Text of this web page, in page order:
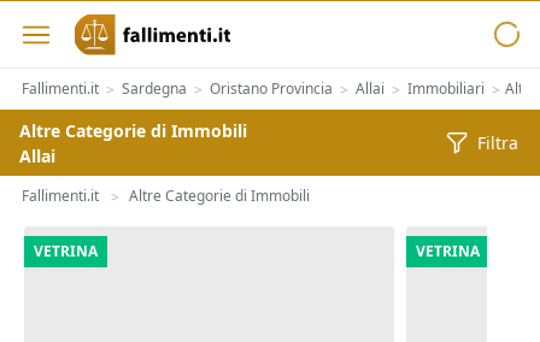
Fallimenti.it > Sardegna > Oristano Provincia > Allai > Immobiliari >
Altre Categorie di Immobili
Allai
Filtra
Fallimenti.it > Altre Categorie di Immobili
VETRINA VETRINA